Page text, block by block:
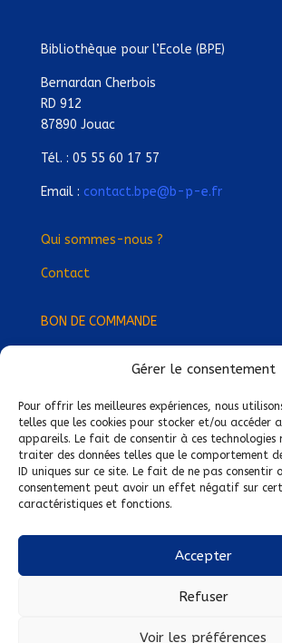
Gérer le consentement
Pour offrir les meilleures expériences, nous
telles que les cookies pour stocker et/ou accéder
appareils. Le fait de consentir à ces technologies
traiter des données telles que le comportement
ID uniques sur ce site. Le fait de ne pas consentir
consentement peut avoir un effet négatif sur
caractéristiques et fonctions.
Accepter
Refuser
Voir les préférences
Bibliothèque pour l’Ecole (BPE)
Bernardan Cherbois
RD 912
87890 Jouac
Tél. : 05 55 60 17 57
Email : contact.bpe@b-p-e.fr
Qui sommes-nous ?
Contact
BON DE COMMANDE
Devenez Délégué·e Régional·e !
Trouvez-nous près de chez vous !
Mentions légales
Conditions générales de vente
Politique de confidentialité